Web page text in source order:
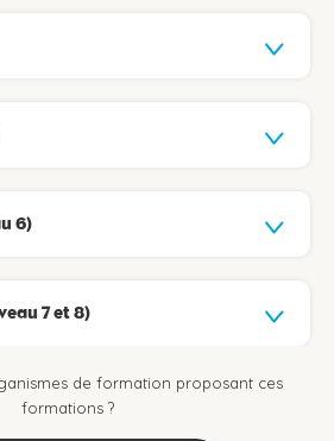
6)
7 et 8)
de formation proposant ces
formations ?